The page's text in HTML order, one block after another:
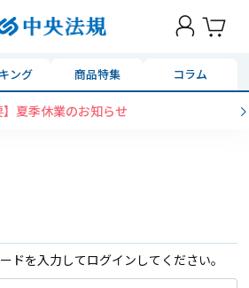
ング 商品特集 コラム
】夏季休業のお知らせ
ドを入力してログインしてください。